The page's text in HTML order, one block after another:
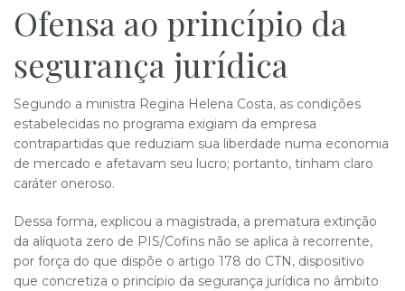
Ofensa ao princípio da
segurança jurídica
Segundo a ministra Regina Helena Costa, as condições
estabelecidas no programa exigiam da empresa
contrapartidas que reduziam sua liberdade numa economia
de mercado e afetavam seu lucro; portanto, tinham claro
caráter oneroso.
Dessa forma, explicou a magistrada, a prematura extinção
da alíquota zero de PIS/Cofins não se aplica à recorrente,
por força do que dispõe o artigo 178 do CTN, dispositivo
que concretiza o princípio da segurança jurídica no âmbito